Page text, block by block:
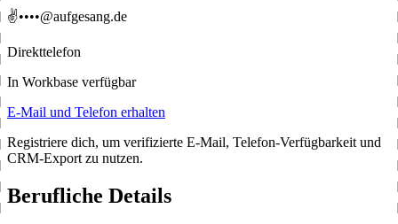
✌••••@aufgesang.de
Direkttelefon
In Workbase verfügbar
E-Mail und Telefon erhalten
Registriere dich, um verifizierte E-Mail, Telefon-Verfügbarkeit und
CRM-Export zu nutzen.
Berufliche Details